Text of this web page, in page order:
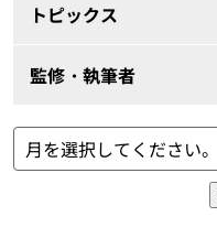
トピックス
監修・執筆者